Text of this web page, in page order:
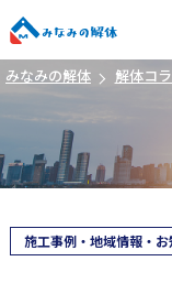
みなみの解体 解体コ
施工事例・地域情報・